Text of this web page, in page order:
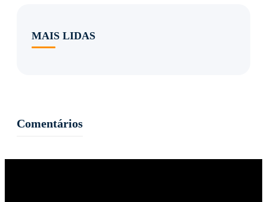
MAIS LIDAS
Comentários